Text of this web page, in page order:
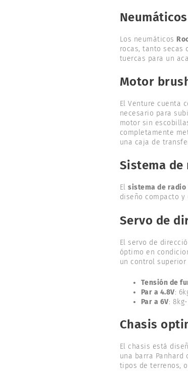
Los neumáticos
rocas, tanto secas
tuercas para un
Motor
El Venture cuenta
necesario para
motor sin
completamente
una caja de
Sistema de
Elsistema de radio
diseño compacto
Servo de
El servo de
óptimo en
un control
Tensión de
Par a 4.8V:
Par a 6V:
Chasis
El chasis está
una barra
tipos de terrenos,